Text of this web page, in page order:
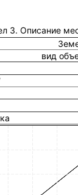
3. Описание
вид